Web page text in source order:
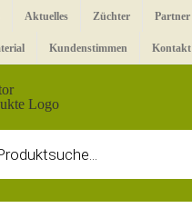
Aktuelles Züchter Partner
Kundenstimmen Kontakt